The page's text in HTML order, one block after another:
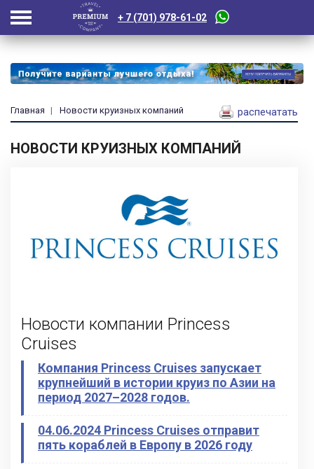
+ 7 (701) 978-61-02
Главная Новости круизных компаний распечатать
НОВОСТИ КРУИЗНЫХ КОМПАНИЙ
Новости компании Princess
Cruises
Компания Princess Cruises запускает
крупнейший в истории круиз по Азии на
период 2027–2028 годов.
04.06.2024 Princess Cruises отправит
пять кораблей в Европу в 2026 году